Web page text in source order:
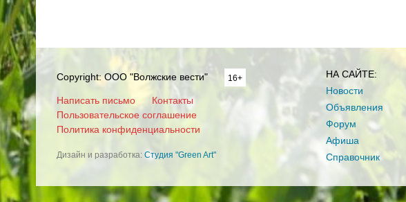
Copyright: ООО "Волжские вести" 16+
Написать письмо
Контакты
Пользовательское соглашение
Политика конфиденциальности
Дизайн и разработка: Студия "Green Art"
НА САЙТЕ:
Новости
Объявления
Форум
Афиша
Справочник